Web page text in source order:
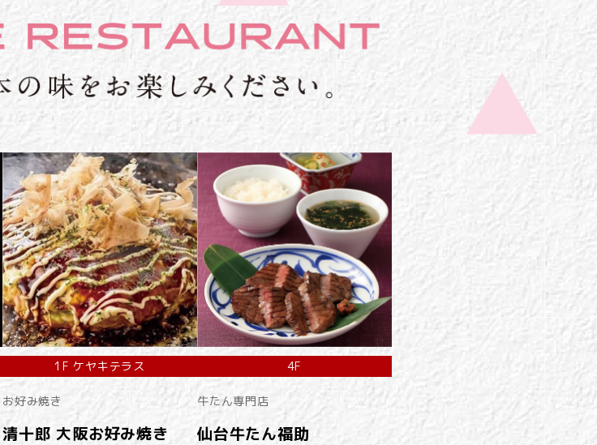
1F ケヤキテラス
お好み焼き
清十郎 大阪お好み焼き
4F
牛たん専門店
仙台牛たん福助